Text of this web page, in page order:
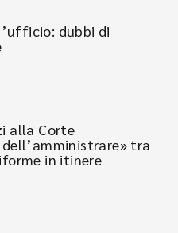
dubbi di
alla Corte
tra
in itinere